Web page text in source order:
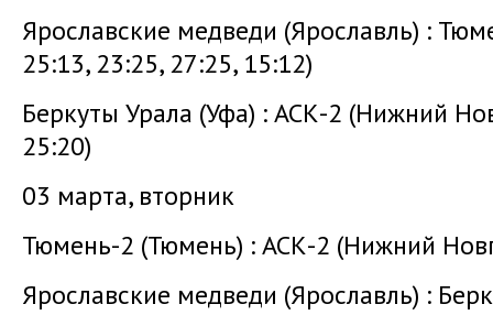
Ярославские медведи (Ярославль) :
25:13, 23:25, 27:25, 15:12)
Беркуты Урала (Уфа) : АСК-2 (Нижний
25:20)
03 марта, вторник
Тюмень-2 (Тюмень) : АСК-2 (Нижний
Ярославские медведи (Ярославль) :